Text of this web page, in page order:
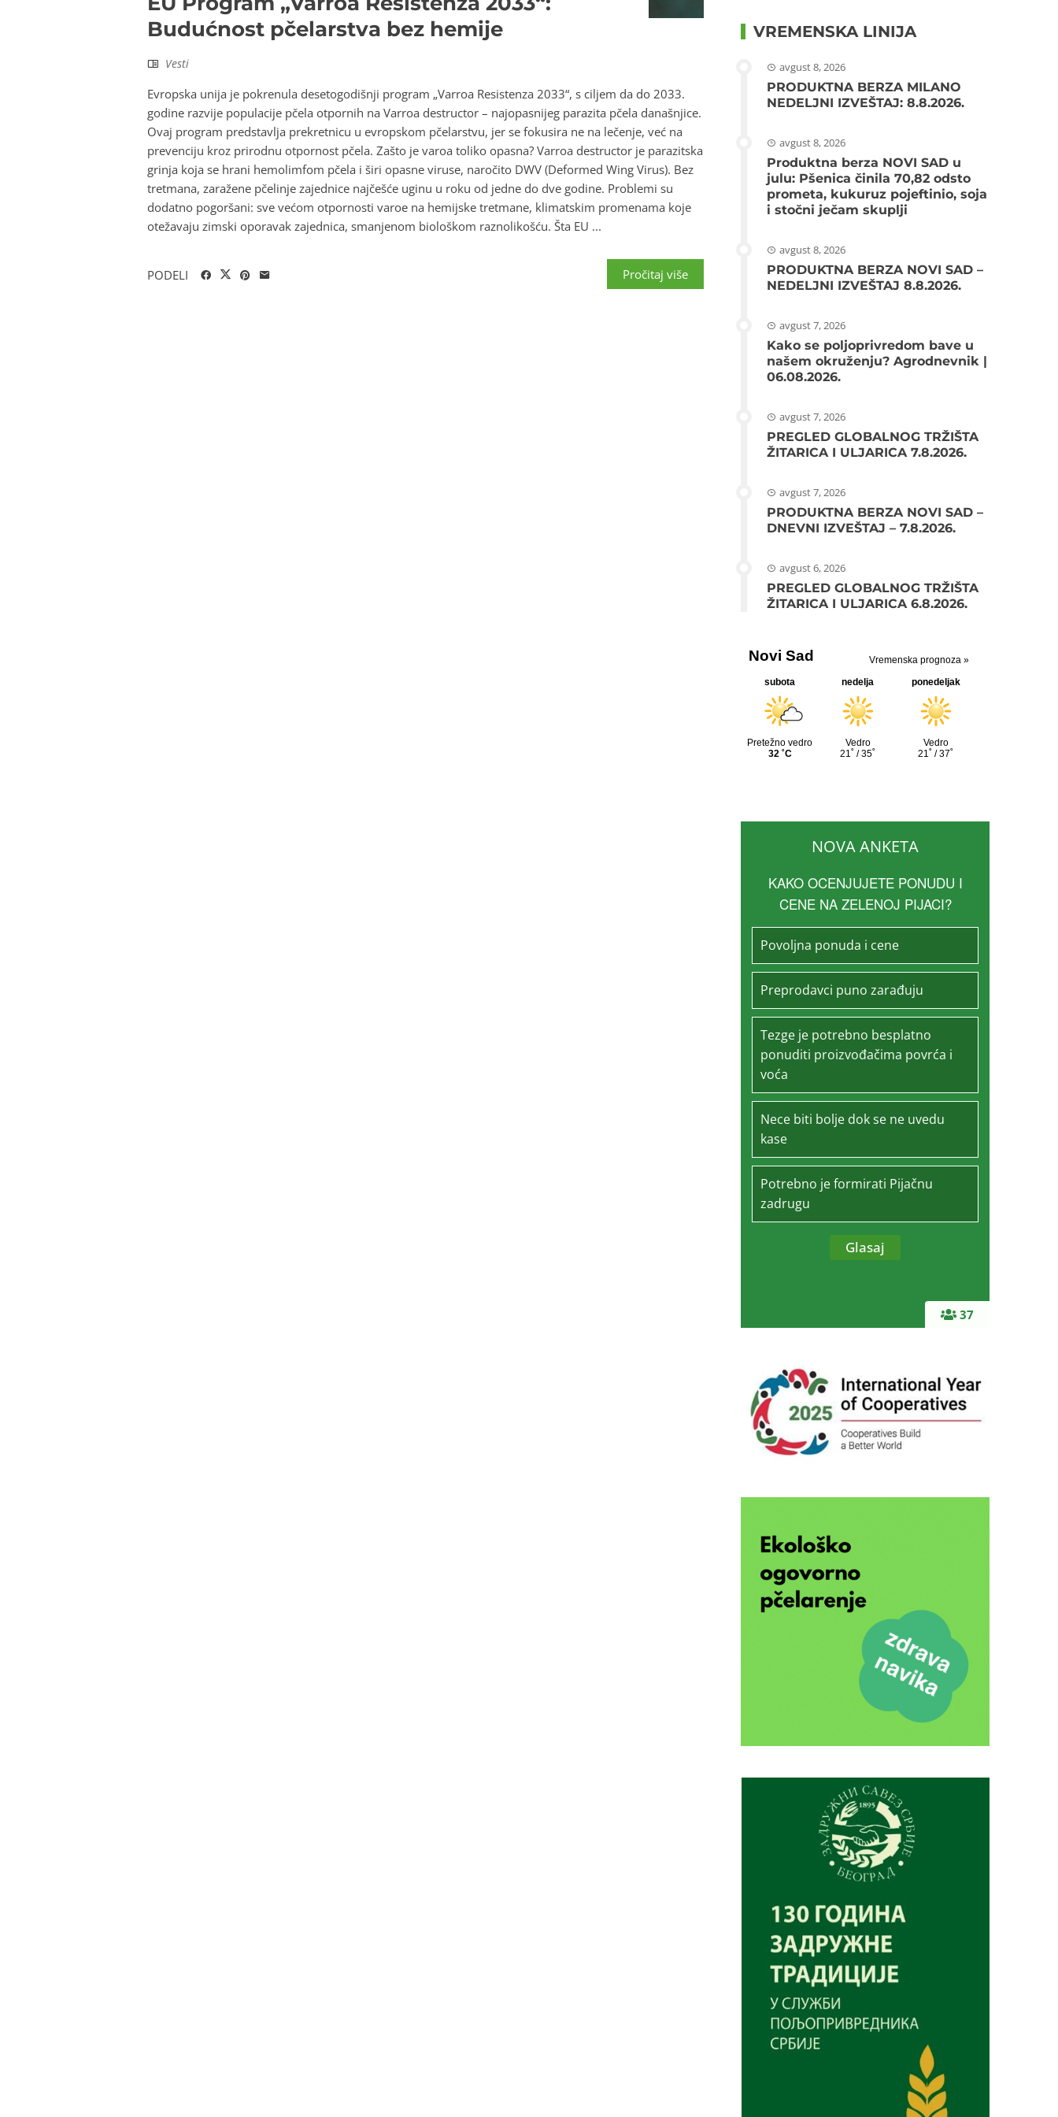
Budućnost pčelarstva bez hemije
Vesti
Evropska unija je pokrenula desetogodišnji program „Varroa Resistenza 2033“, s ciljem da do 2033.
godine razvije populacije pčela otpornih na Varroa destructor – najopasnijeg parazita pčela današnjice.
Ovaj program predstavlja prekretnicu u evropskom pčelarstvu, jer se fokusira ne na lečenje, već na
prevenciju kroz prirodnu otpornost pčela. Zašto je varoa toliko opasna? Varroa destructor je parazitska
grinja koja se hrani hemolimfom pčela i širi opasne viruse, naročito DWV (Deformed Wing Virus). Bez
tretmana, zaražene pčelinje zajednice najčešće uginu u roku od jedne do dve godine. Problemi su
dodatno pogoršani: sve većom otpornosti varoe na hemijske tretmane, klimatskim promenama koje
otežavaju zimski oporavak zajednica, smanjenom biološkom raznolikošću. Šta EU ...
Pročitaj više
PODELI
VREMENSKA LINIJA
avgust 8, 2026
PRODUKTNA BERZA MILANO
NEDELJNI IZVEŠTAJ: 8.8.2026.
avgust 8, 2026
Produktna berza NOVI SAD u
julu: Pšenica činila 70,82 odsto
prometa, kukuruz pojeftinio, soja
i stočni ječam skuplji
avgust 8, 2026
PRODUKTNA BERZA NOVI SAD –
NEDELJNI IZVEŠTAJ 8.8.2026.
avgust 7, 2026
Kako se poljoprivredom bave u
našem okruženju? Agrodnevnik |
06.08.2026.
avgust 7, 2026
PREGLED GLOBALNOG TRŽIŠTA
ŽITARICA I ULJARICA 7.8.2026.
avgust 7, 2026
PRODUKTNA BERZA NOVI SAD –
DNEVNI IZVEŠTAJ – 7.8.2026.
avgust 6, 2026
PREGLED GLOBALNOG TRŽIŠTA
ŽITARICA I ULJARICA 6.8.2026.
37
NOVA ANKETA
KAKO OCENJUJETE PONUDU I
CENE NA ZELENOJ PIJACI?
Povoljna ponuda i cene
Preprodavci puno zarađuju
Tezge je potrebno besplatno
ponuditi proizvođačima povrća i
voća
Nece biti bolje dok se ne uvedu
kase
Potrebno je formirati Pijačnu
zadrugu